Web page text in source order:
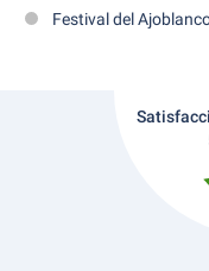
Festival del